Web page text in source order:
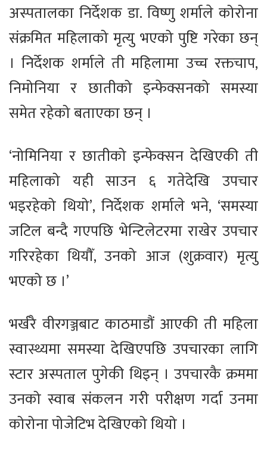
अस्पतालका निर्देशक डा. विष्णु शर्माले कोरोना
संक्रमित महिलाको मृत्यु भएको पुष्टि गरेका छन्
। निर्देशक शर्माले ती महिलामा उच्च रक्तचाप,
निमोनिया र छातीको इन्फेक्सनको समस्या
समेत रहेको बताएका छन् ।
‘नोमिनिया र छातीको इन्फेक्सन देखिएकी ती
महिलाको यही साउन ६ गतेदेखि उपचार
भइरहेको थियो’, निर्देशक शर्माले भने, ‘समस्या
जटिल बन्दै गएपछि भेन्टिलेटरमा राखेर उपचार
गरिरहेका थियौँ, उनको आज (शुक्रवार) मृत्यु
भएको छ ।’
भर्खरै वीरगञ्जबाट काठमाडौं आएकी ती महिला
स्वास्थ्यमा समस्या देखिएपछि उपचारका लागि
स्टार अस्पताल पुगेकी थिइन् । उपचारकै क्रममा
उनको स्वाब संकलन गरी परीक्षण गर्दा उनमा
कोरोना पोजेटिभ देखिएको थियो ।